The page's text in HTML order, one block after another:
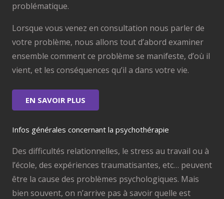
problématique.
Lorsque vous venez en consultation nous parler de
votre problème, nous allons tout d’abord examiner
ensemble comment ce problème se manifeste, d’où il
vient, et les conséquences qu’il a dans votre vie.
EN SAVOIR PLUS
Infos générales concernant la psychothérapie
Des difficultés relationnelles, le stress au travail ou à
l’école, des expériences traumatisantes, etc… peuvent
être la cause des problèmes psychologiques. Mais
bien souvent, on n’arrive pas à savoir quelle est